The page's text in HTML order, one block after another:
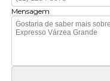
Mensagem